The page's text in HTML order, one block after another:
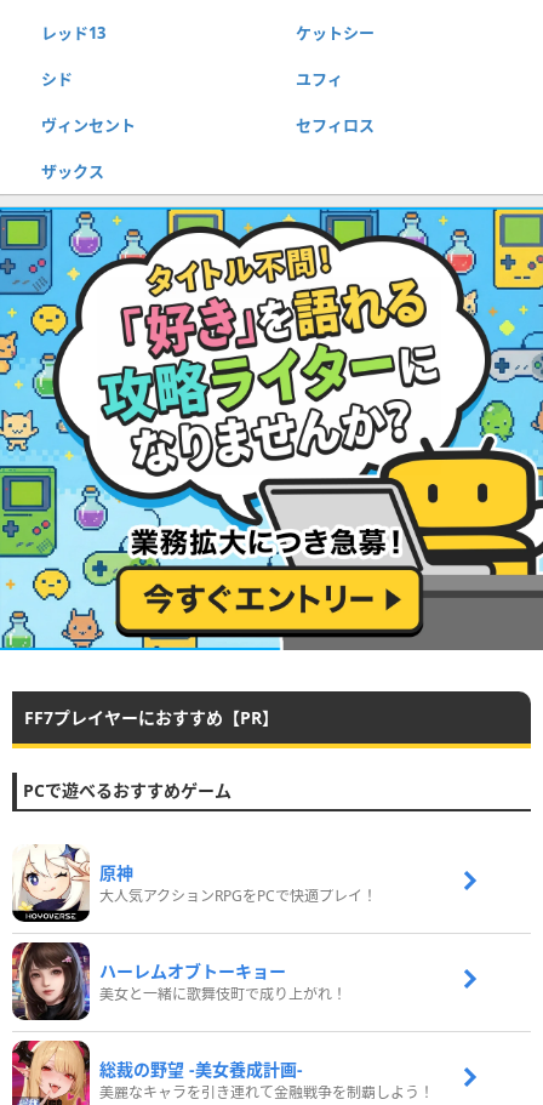
レッド13 ケットシー
シド ユフィ
ヴィンセント セフィロス
ザックス
FF7プレイヤーにおすすめ【PR】
PCで遊べるおすすめゲーム
原神
大人気アクションRPGをPCで快適プレイ！
ハーレムオブトーキョー
美女と一緒に歌舞伎町で成り上がれ！
総裁の野望 -美女養成計画-
美麗なキャラを引き連れて金融戦争を制覇しよう！